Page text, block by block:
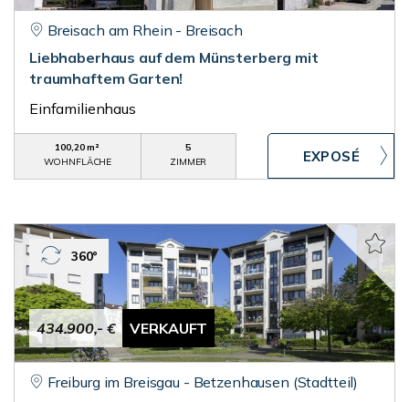
Breisach am Rhein - Breisach
Liebhaberhaus auf dem Münsterberg mit
traumhaftem Garten!
Einfamilienhaus
100,20 m²
WOHNFLÄCHE
5
ZIMMER
434.900,- € VERKAUFT
360°
Freiburg im Breisgau - Betzenhausen (Stadtteil)